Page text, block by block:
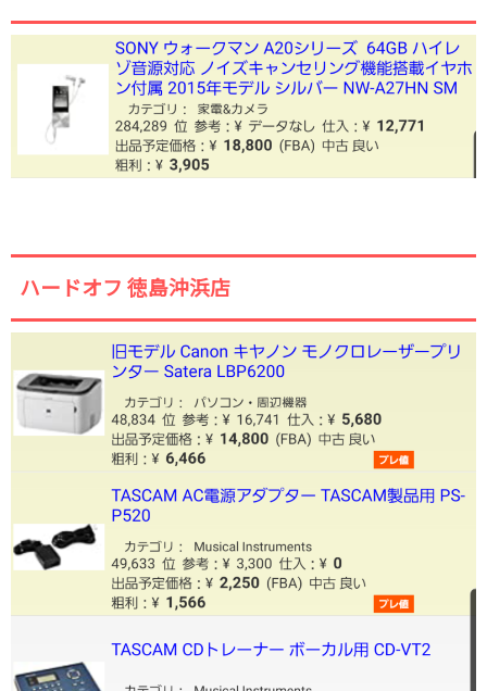
ハードオフ 徳島沖浜店